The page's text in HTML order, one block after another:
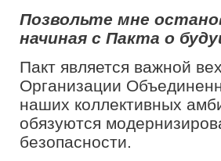
Позвольте мне
начиная с Пакта о
Пакт является важной
Организации
наших коллективных
обязуются
безопасности.